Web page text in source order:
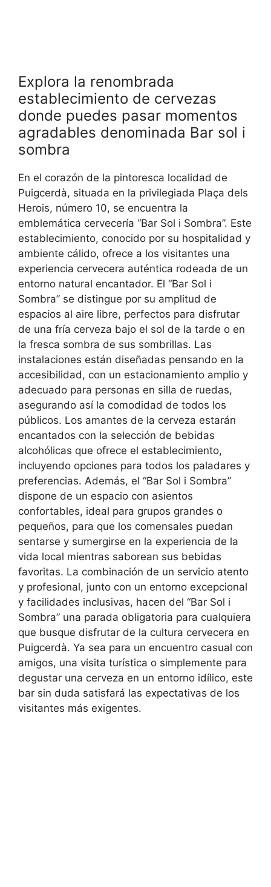
Explora la renombrada
establecimiento de cervezas
donde puedes pasar momentos
agradables denominada Bar sol i
sombra
En el corazón de la pintoresca localidad de
Puigcerdà, situada en la privilegiada Plaça dels
Herois, número 10, se encuentra la
emblemática cervecería “Bar Sol i Sombra”. Este
establecimiento, conocido por su hospitalidad y
ambiente cálido, ofrece a los visitantes una
experiencia cervecera auténtica rodeada de un
entorno natural encantador. El “Bar Sol i
Sombra” se distingue por su amplitud de
espacios al aire libre, perfectos para disfrutar
de una fría cerveza bajo el sol de la tarde o en
la fresca sombra de sus sombrillas. Las
instalaciones están diseñadas pensando en la
accesibilidad, con un estacionamiento amplio y
adecuado para personas en silla de ruedas,
asegurando así la comodidad de todos los
públicos. Los amantes de la cerveza estarán
encantados con la selección de bebidas
alcohólicas que ofrece el establecimiento,
incluyendo opciones para todos los paladares y
preferencias. Además, el “Bar Sol i Sombra”
dispone de un espacio con asientos
confortables, ideal para grupos grandes o
pequeños, para que los comensales puedan
sentarse y sumergirse en la experiencia de la
vida local mientras saborean sus bebidas
favoritas. La combinación de un servicio atento
y profesional, junto con un entorno excepcional
y facilidades inclusivas, hacen del “Bar Sol i
Sombra” una parada obligatoria para cualquiera
que busque disfrutar de la cultura cervecera en
Puigcerdà. Ya sea para un encuentro casual con
amigos, una visita turística o simplemente para
degustar una cerveza en un entorno idílico, este
bar sin duda satisfará las expectativas de los
visitantes más exigentes.